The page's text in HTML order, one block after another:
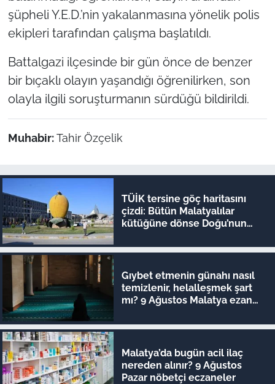
şüpheli Y.E.D.’nin yakalanmasına yönelik polis
ekipleri tarafından çalışma başlatıldı.
Battalgazi ilçesinde bir gün önce de benzer
bir bıçaklı olayın yaşandığı öğrenilirken, son
olayla ilgili soruşturmanın sürdüğü bildirildi.
Muhabir: Tahir Özçelik
TÜİK tersine göç haritasını
çizdi: Bütün Malatyalılar
kütüğüne dönse Doğu’nun
Gıybet etmenin günahı nasıl
temizlenir, helalleşmek şart
mı? 9 Ağustos Malatya ezan
Malatya’da bugün acil ilaç
nereden alınır? 9 Ağustos
Pazar nöbetçi eczaneler